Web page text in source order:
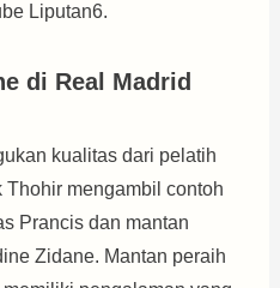
Liputan6.
di Real Madrid
kualitas dari pelatih
Thohir mengambil contoh
Prancis dan mantan
Zidane. Mantan peraih